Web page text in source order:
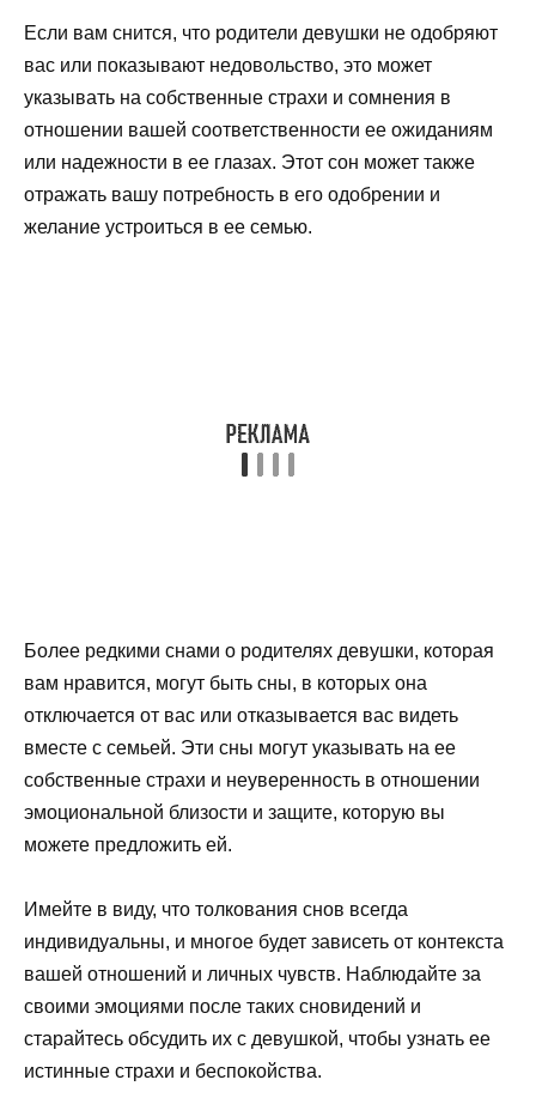
Если вам снится, что родители девушки не одобряют
вас или показывают недовольство, это может
указывать на собственные страхи и сомнения в
отношении вашей соответственности ее ожиданиям
или надежности в ее глазах. Этот сон может также
отражать вашу потребность в его одобрении и
желание устроиться в ее семью.
Более редкими снами о родителях девушки, которая
вам нравится, могут быть сны, в которых она
отключается от вас или отказывается вас видеть
вместе с семьей. Эти сны могут указывать на ее
собственные страхи и неуверенность в отношении
эмоциональной близости и защите, которую вы
можете предложить ей.
Имейте в виду, что толкования снов всегда
индивидуальны, и многое будет зависеть от контекста
вашей отношений и личных чувств. Наблюдайте за
своими эмоциями после таких сновидений и
старайтесь обсудить их с девушкой, чтобы узнать ее
истинные страхи и беспокойства.